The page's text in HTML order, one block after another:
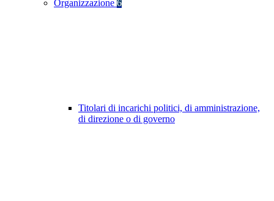
Organizzazione 6
Titolari di incarichi politici, di amministrazione,
di direzione o di governo